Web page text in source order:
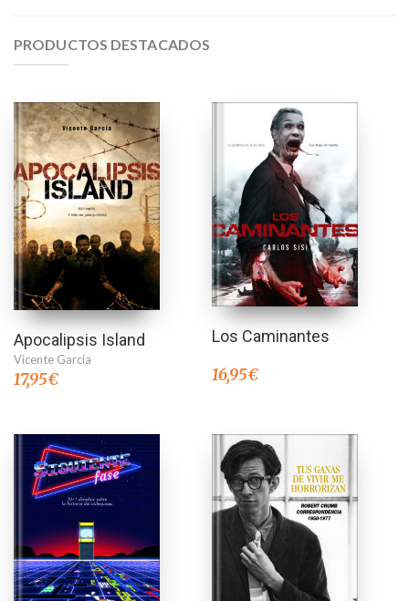
PRODUCTOS DESTACADOS
Apocalipsis Island
Vicente García
17,95€
Los Caminantes
16,95€